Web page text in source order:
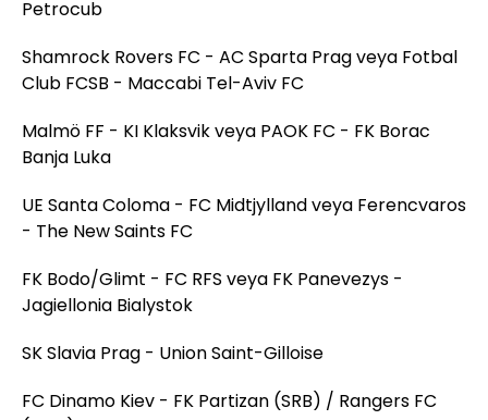
Petrocub
Shamrock Rovers FC - AC Sparta Prag veya Fotbal
Club FCSB - Maccabi Tel-Aviv FC
Malmö FF - KI Klaksvik veya PAOK FC - FK Borac
Banja Luka
UE Santa Coloma - FC Midtjylland veya Ferencvaros
- The New Saints FC
FK Bodo/Glimt - FC RFS veya FK Panevezys -
Jagiellonia Bialystok
SK Slavia Prag - Union Saint-Gilloise
FC Dinamo Kiev - FK Partizan (SRB) / Rangers FC